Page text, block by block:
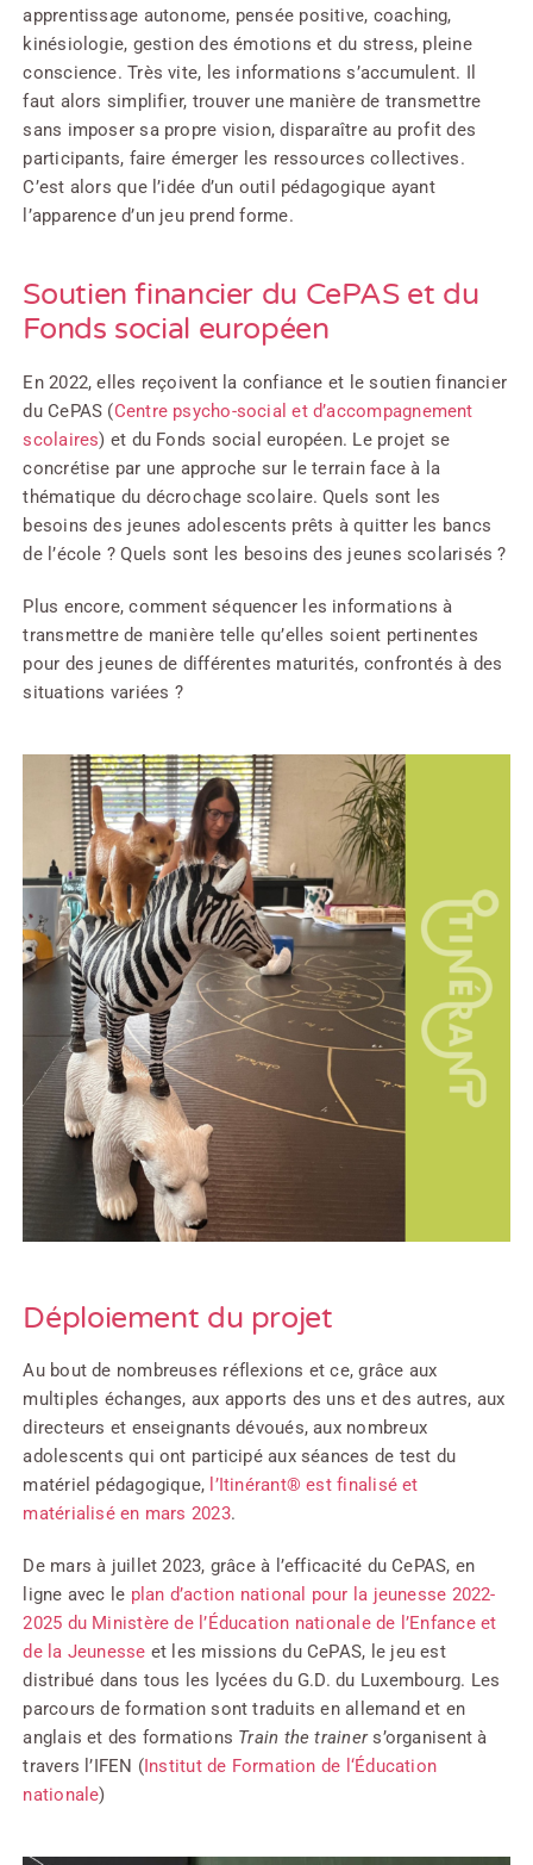
apprentissage autonome, pensée positive, coaching,
kinésiologie, gestion des émotions et du stress, pleine
conscience. Très vite, les informations s’accumulent. Il
faut alors simplifier, trouver une manière de transmettre
sans imposer sa propre vision, disparaître au profit des
participants, faire émerger les ressources collectives.
C’est alors que l’idée d’un outil pédagogique ayant
l’apparence d’un jeu prend forme.
Soutien financier du CePAS et du
Fonds social européen
En 2022, elles reçoivent la confiance et le soutien financier
du CePAS (Centre psycho-social et d’accompagnement
scolaires) et du Fonds social européen. Le projet se
concrétise par une approche sur le terrain face à la
thématique du décrochage scolaire. Quels sont les
besoins des jeunes adolescents prêts à quitter les bancs
de l’école ? Quels sont les besoins des jeunes scolarisés ?
Plus encore, comment séquencer les informations à
transmettre de manière telle qu’elles soient pertinentes
pour des jeunes de différentes maturités, confrontés à des
situations variées ?
Déploiement du projet
Au bout de nombreuses réflexions et ce, grâce aux
multiples échanges, aux apports des uns et des autres, aux
directeurs et enseignants dévoués, aux nombreux
adolescents qui ont participé aux séances de test du
matériel pédagogique, l’Itinérant® est finalisé et
matérialisé en mars 2023.
De mars à juillet 2023, grâce à l’efficacité du CePAS, en
ligne avec le plan d’action national pour la jeunesse 2022-
2025 du Ministère de l’Éducation nationale de l’Enfance et
de la Jeunesse et les missions du CePAS, le jeu est
distribué dans tous les lycées du G.D. du Luxembourg. Les
parcours de formation sont traduits en allemand et en
anglais et des formations Train the trainers’organisent à
travers l’IFEN (Institut de Formation de l‘Éducation
nationale)